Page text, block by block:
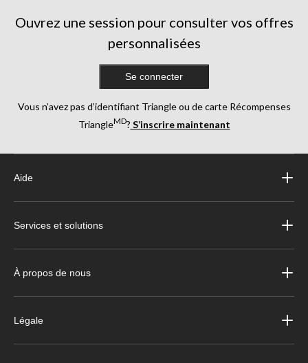
Ouvrez une session pour consulter vos offres
personnalisées
Se connecter
Vous n’avez pas d’identifiant Triangle ou de carte Récompenses
TriangleMD? S’inscrire maintenant
Aide
Services et solutions
À propos de nous
Légale